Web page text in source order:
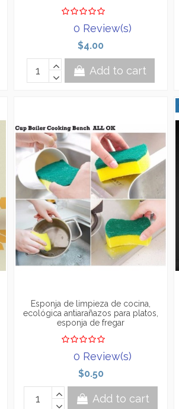
0 Review(s)
$4.00
Add to cart
Esponja de limpieza de cocina,
ecológica antiarañazos para platos,
esponja de fregar
0 Review(s)
$0.50
Add to cart